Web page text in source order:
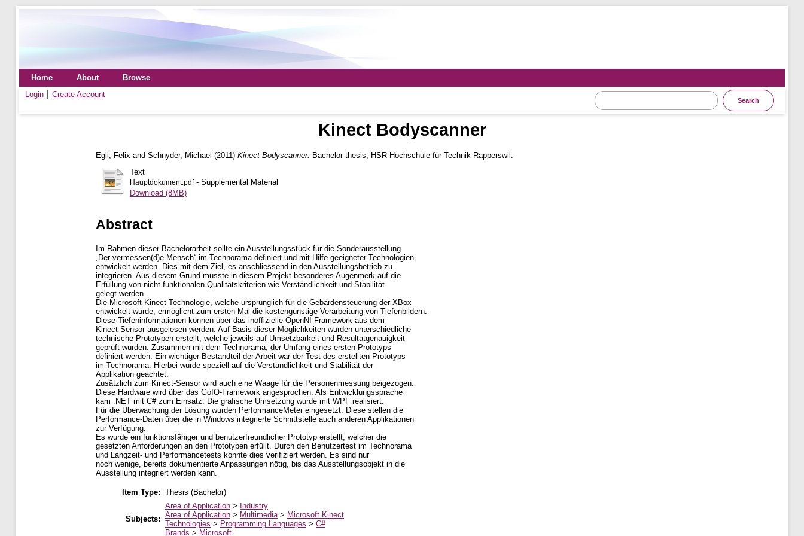
Home About
Browse
Login
Create Account
Kinect Bodyscanner
Egli, Felix and Schnyder, Michael (2011) Kinect Bodyscanner. Bachelor thesis, HSR Hochschule für Technik Rapperswil.
Text
Hauptdokument.pdf- Supplemental Material
Download (8MB)
Abstract
Im Rahmen dieser Bachelorarbeit sollte ein Ausstellungsstück für die Sonderausstellung
„Der vermessen(d)e Mensch“ im Technorama definiert und mit Hilfe geeigneter Technologien
entwickelt werden. Dies mit dem Ziel, es anschliessend in den Ausstellungsbetrieb zu
integrieren. Aus diesem Grund musste in diesem Projekt besonderes Augenmerk auf die
Erfüllung von nicht-funktionalen Qualitätskriterien wie Verständlichkeit und Stabilität
gelegt werden.
Die Microsoft Kinect-Technologie, welche ursprünglich für die Gebärdensteuerung der XBox
entwickelt wurde, ermöglicht zum ersten Mal die kostengünstige Verarbeitung von Tiefenbildern.
Diese Tiefeninformationen können über das inoffizielle OpenNI-Framework aus dem
Kinect-Sensor ausgelesen werden. Auf Basis dieser Möglichkeiten wurden unterschiedliche
technische Prototypen erstellt, welche jeweils auf Umsetzbarkeit und Resultatgenauigkeit
geprüft wurden. Zusammen mit dem Technorama, der Umfang eines ersten Prototyps
definiert werden. Ein wichtiger Bestandteil der Arbeit war der Test des erstellten Prototyps
im Technorama. Hierbei wurde speziell auf die Verständlichkeit und Stabilität der
Applikation geachtet.
Zusätzlich zum Kinect-Sensor wird auch eine Waage für die Personenmessung beigezogen.
Diese Hardware wird über das GoIO-Framework angesprochen. Als Entwicklungssprache
kam .NET mit C# zum Einsatz. Die grafische Umsetzung wurde mit WPF realisiert.
Für die Überwachung der Lösung wurden PerformanceMeter eingesetzt. Diese stellen die
Performance-Daten über die in Windows integrierte Schnittstelle auch anderen Applikationen
zur Verfügung.
Es wurde ein funktionsfähiger und benutzerfreundlicher Prototyp erstellt, welcher die
gesetzten Anforderungen an den Prototypen erfüllt. Durch den Benutzertest im Technorama
und Langzeit- und Performancetests konnte dies verifiziert werden. Es sind nur
noch wenige, bereits dokumentierte Anpassungen nötig, bis das Ausstellungsobjekt in die
Ausstellung integriert werden kann.
Item Type: Thesis (Bachelor)
Subjects:
Area of Application > Industry
Area of Application > Multimedia> Microsoft Kinect
Technologies > Programming Languages > C#
Brands > Microsoft